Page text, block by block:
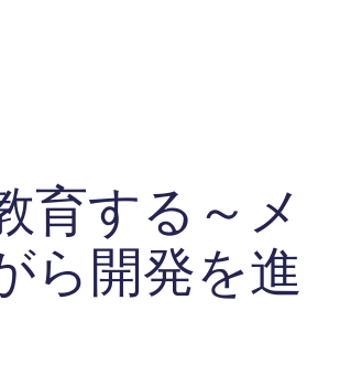
育する～メ
ら開発を進